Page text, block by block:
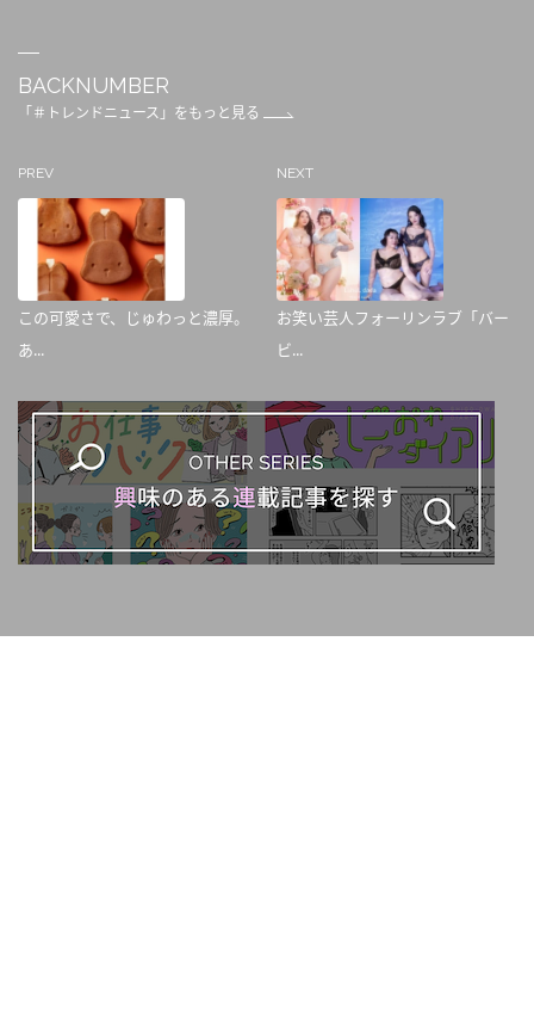
BACKNUMBER
「＃トレンドニュース」をもっと見る
PREV
この可愛さで、じゅわっと濃厚。
あ...
NEXT
お笑い芸人フォーリンラブ「バー
ビ...